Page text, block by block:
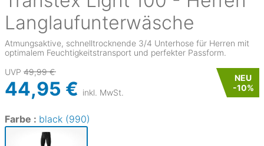
Langlaufunterwäsche
Atmungsaktive, schnelltrocknende 3/4 Unterhose für Herren mit
optimalem Feuchtigkeitstransport und perfekter Passform.
UVP 49,99 €
44,95 € inkl. MwSt.
NEU
-10%
Farbe : black (990)